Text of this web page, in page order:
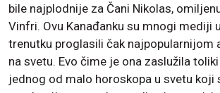
bile najplodnije za Čani Nikolas,
Vinfri. Ovu Kanađanku su mnogi mediji
trenutku proglasili čak najpopularnijom
na svetu. Evo čime je ona zaslužila
jednog od malo horoskopa u svetu koji